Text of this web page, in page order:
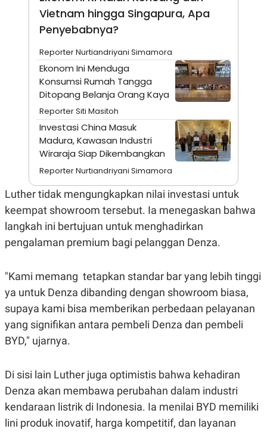
I
KANAL
A
T
D
A
T
A
G
E
S
K
T
A
N
V
L
S
U
S
Vietnam hingga Singapura, Apa
Penyebabnya?
Reporter Nurtiandriyani Simamora
Ekonom Ini Menduga
Konsumsi Rumah Tangga
Ditopang Belanja Orang Kaya
Reporter Siti Masitoh
Investasi China Masuk
Madura, Kawasan Industri
Wiraraja Siap Dikembangkan
Reporter Nurtiandriyani Simamora
Luther tidak mengungkapkan nilai investasi untuk
keempat showroom tersebut. Ia menegaskan bahwa
langkah ini bertujuan untuk menghadirkan
pengalaman premium bagi pelanggan Denza.
"Kami memang tetapkan standar bar yang lebih tinggi
ya untuk Denza dibanding dengan showroom biasa,
supaya kami bisa memberikan perbedaan pelayanan
yang signifikan antara pembeli Denza dan pembeli
BYD," ujarnya.
Di sisi lain Luther juga optimistis bahwa kehadiran
Denza akan membawa perubahan dalam industri
kendaraan listrik di Indonesia. Ia menilai BYD memiliki
lini produk inovatif, harga kompetitif, dan layanan